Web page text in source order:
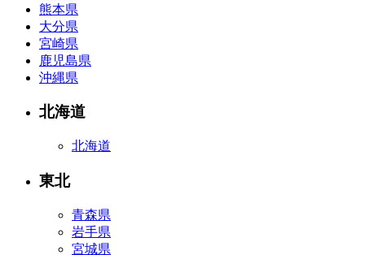
熊本県
大分県
宮崎県
鹿児島県
沖縄県
北海道
北海道
東北
青森県
岩手県
宮城県